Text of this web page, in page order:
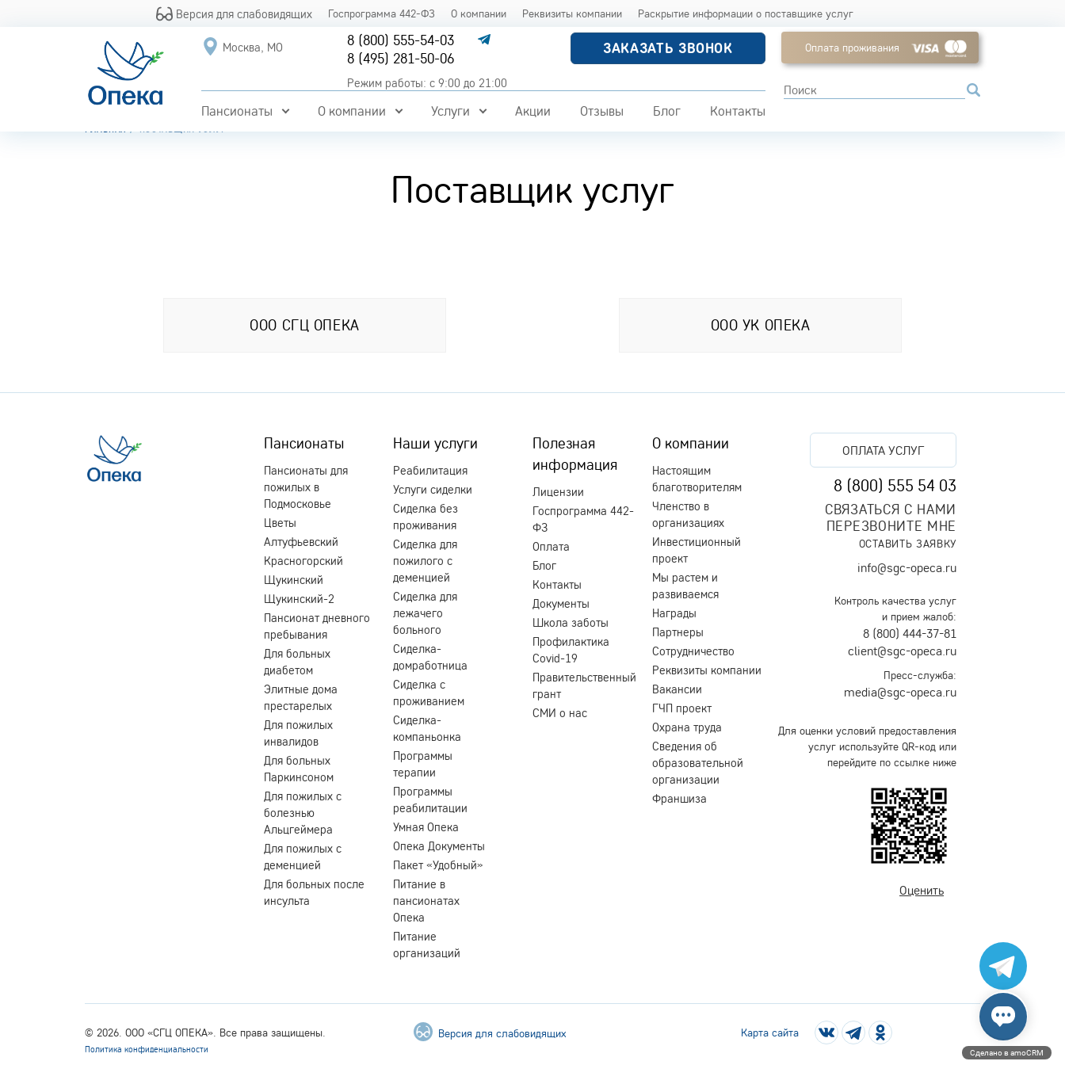
Версия для слабовидящих Госпрограмма 442-ФЗ О компании Реквизиты компании Раскрытие информации о поставщике услуг
Москва, МО
8 (800) 555-54-03
8 (495) 281-50-06
Режим работы: с 9:00 до 21:00
ЗАКАЗАТЬ ЗВОНОК
Пансионаты О компании Услуги Акции Отзывы Блог Контакты
Оплата проживания
ГЛАВНАЯ ПОСТАВЩИК УСЛУГ
Поставщик услуг
ООО СГЦ ОПЕКА ООО УК ОПЕКА
Пансионаты
Пансионаты для
пожилых в
Подмосковье
Цветы
Алтуфьевский
Красногорский
Щукинский
Щукинский-2
Пансионат дневного
пребывания
Для больных
диабетом
Элитные дома
престарелых
Для пожилых
инвалидов
Для больных
Паркинсоном
Для пожилых с
болезнью
Альцгеймера
Для пожилых с
деменцией
Для больных после
инсульта
Наши услуги
Реабилитация
Услуги сиделки
Сиделка без
проживания
Сиделка для
пожилого с
деменцией
Сиделка для
лежачего
больного
Сиделка-
домработница
Сиделка с
проживанием
Сиделка-
компаньонка
Программы
терапии
Программы
реабилитации
Умная Опека
Опека Документы
Пакет «Удобный»
Питание в
пансионатах
Опека
Питание
организаций
Полезная
информация
Лицензии
Госпрограмма 442-
ФЗ
Оплата
Блог
Контакты
Документы
Школа заботы
Профилактика
Covid-19
Правительственный
грант
СМИ о нас
О компании
Настоящим
благотворителям
Членство в
организациях
Инвестиционный
проект
Мы растем и
развиваемся
Награды
Партнеры
Сотрудничество
Реквизиты компании
Вакансии
ГЧП проект
Охрана труда
Сведения об
образовательной
организации
Франшиза
ОПЛАТА УСЛУГ
8 (800) 555 54 03
СВЯЗАТЬСЯ С НАМИ
ПЕРЕЗВОНИТЕ МНЕ
ОСТАВИТЬ ЗАЯВКУ
info@sgc-opeca.ru
Контроль качества услуг
и прием жалоб:
8 (800) 444-37-81
client@sgc-opeca.ru
Пресс-служба:
media@sgc-opeca.ru
Для оценки условий предоставления
услуг используйте QR-код или
перейдите по ссылке ниже
Оценить
© 2026. ООО «СГЦ ОПЕКА». Все права защищены.
Политика конфиденциальности
Версия для слабовидящих Карта сайта
Сделано в amoCRM